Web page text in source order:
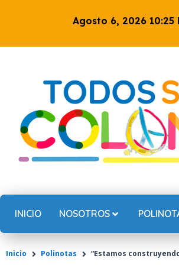
Agosto 6, 2026 10:25
INICIO NOSOTROS
Inicio Polinotas “Estamos